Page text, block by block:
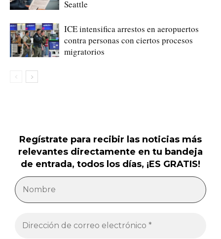
Seattle
ICE intensifica arrestos en aeropuertos
contra personas con ciertos procesos
migratorios
Regístrate para recibir las noticias más
relevantes directamente en tu bandeja
de entrada, todos los días, ¡ES GRATIS!